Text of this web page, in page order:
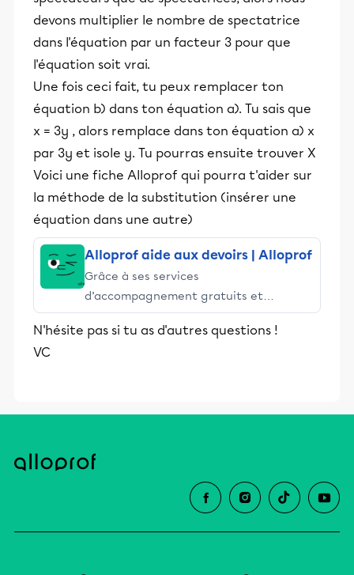
devons multiplier le nombre de spectatrice
dans l'équation par un facteur 3 pour que
l'équation soit vrai.
Une fois ceci fait, tu peux remplacer ton
équation b) dans ton équation a). Tu sais que
x = 3y , alors remplace dans ton équation a) x
par 3y et isole y. Tu pourras ensuite trouver X
Voici une fiche Alloprof qui pourra t'aider sur
la méthode de la substitution (insérer une
équation dans une autre)
Alloprof aide aux devoirs | Alloprof
Grâce à ses services
d’accompagnement gratuits et
stimulants, Alloprof engage les élèves
et leurs parents dans la réussite
N'hésite pas si tu as d'autres questions !
VC